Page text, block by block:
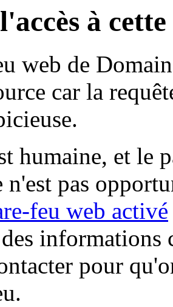
à
web de
car la
humaine, et le
n'est pas
feu web activé
informations
pour